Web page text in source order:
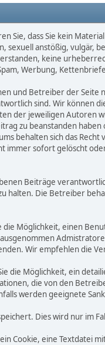
Sie, dass Sie kein
sexuell anstößig,
keine
Werbung,
und Betreiber der
sind. Wir können
der jeweiligen Autoren
zu beanstanden
behalten sich das
immer sofort gelöscht
Beiträge
halten. Die Betreiber
Möglichkeit, einen
Wir empfehlen die
die Möglichkeit, ein
die von den
werden geeignete
Dies wird nur im
Cookie, eine Textdatei